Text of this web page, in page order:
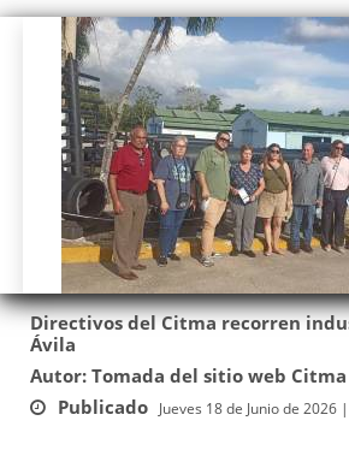
Directivos del Citma recorren
Ávila
Autor: Tomada del sitio web Citma
Publicado Jueves 18 de Junio de 2026